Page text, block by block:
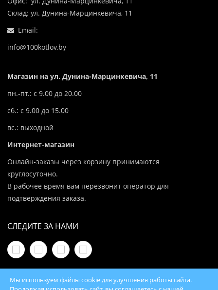
Склад: ул. Дунина-Марцинкевича, 11
Email:
info@100kotlov.by
Магазин на ул. Дунина-Марцинкевича, 11
пн.-пт.: с 9.00 до 20.00
сб.: с 9.00 до 15.00
вс.: выходной
Интернет-магазин
Онлайн-заказы через корзину принимаются
круглосуточно.
В рабочее время вам перезвонит оператор для
подтверждения заказа.
СЛЕДИТЕ ЗА НАМИ
Мы используем файлы cookie для улучшения работы сайта.